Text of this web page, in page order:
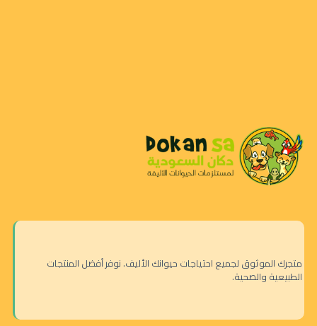
متجرك الموثوق لجميع احتياجات حيوانك الأليف. نوفر أفضل المنتجات
الطبيعية والصحية.